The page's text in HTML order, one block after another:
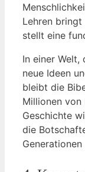
Lehren bringt⁣
stellt eine
In ⁣einer
neue Ideen
bleibt die‌
Millionen von
Geschichte
‍die